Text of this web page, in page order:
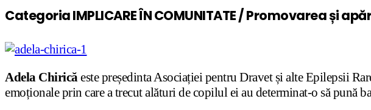
Categoria IMPLICARE ÎN COMUNITATE / Promovarea și
Adela Chiricăeste președinta Asociației pentru Dravet și alte Epilepsii
emoționale prin care a trecut alături de copilul ei au determinat-o să pună